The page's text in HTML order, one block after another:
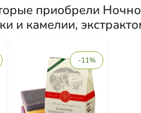
приобрели
и камелии,
-11%